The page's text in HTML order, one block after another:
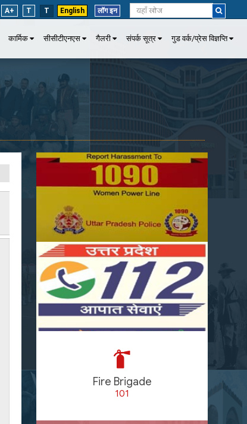
A+ T T English लॉग इन
कार्मिक सीसीटीएनएस गैलरी संपर्क सूत्र गुड वर्क/प्रेस विज्ञप्ति
Fire Brigade
101